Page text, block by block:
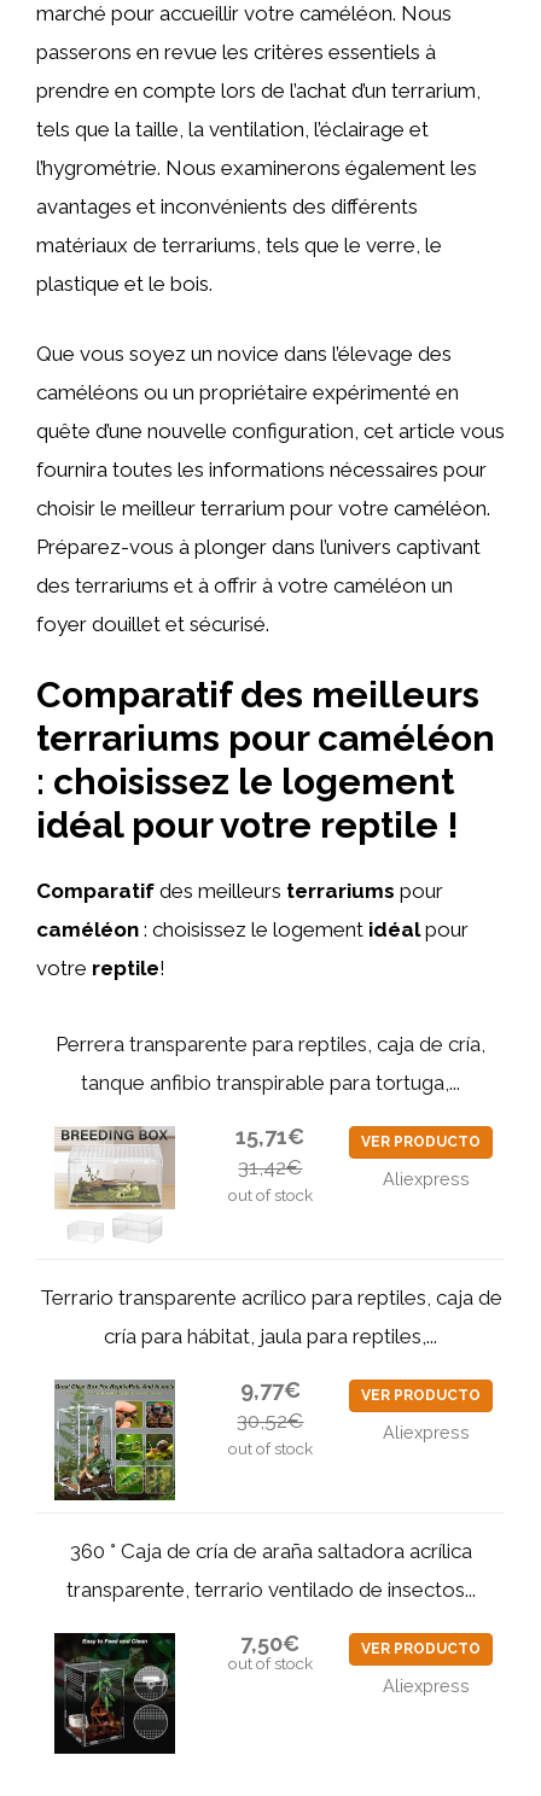
marché pour accueillir votre caméléon. Nous
passerons en revue les critères essentiels à
prendre en compte lors de l’achat d’un terrarium,
tels que la taille, la ventilation, l’éclairage et
l’hygrométrie. Nous examinerons également les
avantages et inconvénients des différents
matériaux de terrariums, tels que le verre, le
plastique et le bois.
Que vous soyez un novice dans l’élevage des
caméléons ou un propriétaire expérimenté en
quête d’une nouvelle configuration, cet article vous
fournira toutes les informations nécessaires pour
choisir le meilleur terrarium pour votre caméléon.
Préparez-vous à plonger dans l’univers captivant
des terrariums et à offrir à votre caméléon un
foyer douillet et sécurisé.
Comparatif des meilleurs
terrariums pour caméléon
: choisissez le logement
idéal pour votre reptile !
Comparatif des meilleurs terrariums pour
caméléon : choisissez le logement idéalpour
votre reptile!
Perrera transparente para reptiles, caja de cría,
tanque anfibio transpirable para tortuga,...
15,71€
31,42€
out of stock
VER PRODUCTO
Aliexpress
Terrario transparente acrílico para reptiles, caja de
cría para hábitat, jaula para reptiles,...
9,77€
30,52€
out of stock
VER PRODUCTO
Aliexpress
360 ° Caja de cría de araña saltadora acrílica
transparente, terrario ventilado de insectos...
7,50€
out of stock
VER PRODUCTO
Aliexpress